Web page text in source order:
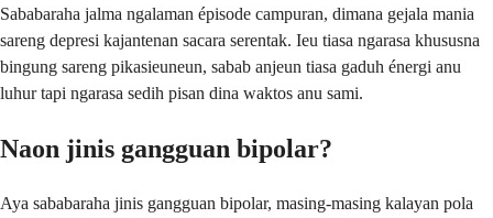
Sababaraha jalma ngalaman épisode campuran, dimana gejala mania
sareng depresi kajantenan sacara serentak. Ieu tiasa ngarasa khususna
bingung sareng pikasieuneun, sabab anjeun tiasa gaduh énergi anu
luhur tapi ngarasa sedih pisan dina waktos anu sami.
Naon jinis gangguan bipolar?
Aya sababaraha jinis gangguan bipolar, masing-masing kalayan pola